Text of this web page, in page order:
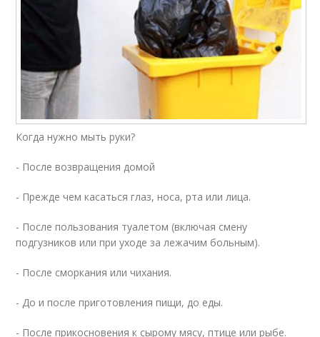
Когда нужно мыть руки?
- После возвращения домой
- Прежде чем касаться глаз, носа, рта или лица.
- После пользования туалетом (включая смену
подгузников или при уходе за лежачим больным).
- После сморкания или чихания.
- До и после приготовления пищи, до еды.
- После прикосновения к сырому мясу, птице или рыбе.